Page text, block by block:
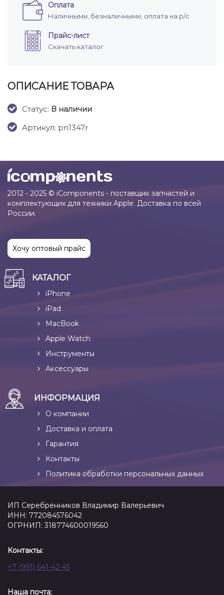
Оплата
Наличными, безналичными, оплата на р/с
Прайс-лист
Скачать каталог
ОПИСАНИЕ ТОВАРА
Cтатус: В наличии
Артикул: pn1347r
2012 - 2025 © iComponents - поставщик запчастей и
комплектующих для техники Apple. Доставка по всей
России.
Хочу оптовый прайс
КАТАЛОГ
iPhone
iPad
MacBook
Apple Watch
Инструменты
Аксессуары
ИНФОРМАЦИЯ
О компании
Доставка и оплата
Гарантия
Контакты
Политика обработки персональных данных
ИП Серебренников Владимир Валерьевич
ИНН: 772084576042
ОГРНИП: 318774600019560
Контакты:
+7 (991) 641-42-45
Наша почта: